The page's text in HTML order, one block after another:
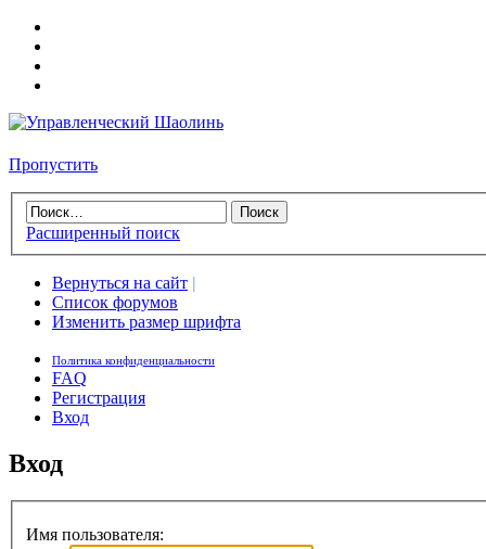
Пропустить
Расширенный поиск
Вернуться на сайт |
Список форумов
Изменить размер шрифта
Политика конфиденциальности
FAQ
Регистрация
Вход
Вход
Имя пользователя: